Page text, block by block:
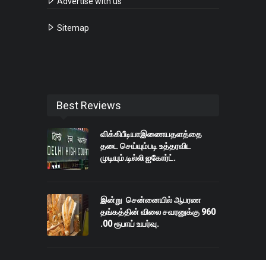
Sitemap
Best Reviews
விக்கிபீடியாஇணையதளத்தை
தடை செய்யும்படி உத்தரவிட
முடியும்.டில்லி ஐகோர்ட்.
இன்று சென்னையில் ஆபரண
தங்கத்தின் விலை சவரனுக்கு 960
.00 ரூபாய் உயர்வு.